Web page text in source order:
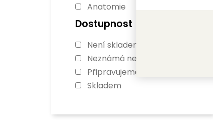
Anatomie
Antonia Scottová
Ashen Torment
Ať se stane cokoli
Atomové šelmy
Audioknihy Našeho
Dostupnost
Není skladem
Neznámá nedostupnost
Připravujeme
Skladem